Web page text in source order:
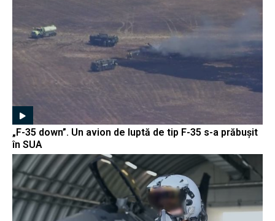
„F-35 down”. Un avion de luptă de tip F-35 s-a prăbușit
în SUA